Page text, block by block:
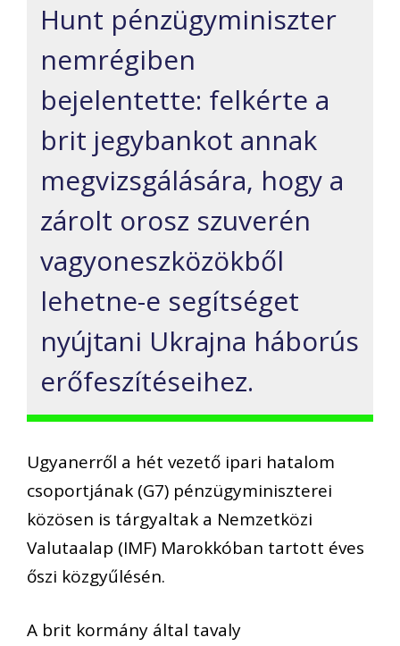
Hunt pénzügyminiszter
nemrégiben
bejelentette: felkérte a
brit jegybankot annak
megvizsgálására, hogy a
zárolt orosz szuverén
vagyoneszközökből
lehetne-e segítséget
nyújtani Ukrajna háborús
erőfeszítéseihez.
Ugyanerről a hét vezető ipari hatalom
csoportjának (G7) pénzügyminiszterei
közösen is tárgyaltak a Nemzetközi
Valutaalap (IMF) Marokkóban tartott éves
őszi közgyűlésén.
A brit kormány által tavaly